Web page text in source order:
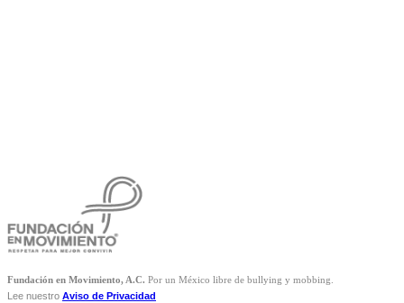
Fundación en Movimiento, A.C. Por un México libre de bullying y mobbing.
Lee nuestro Aviso de Privacidad